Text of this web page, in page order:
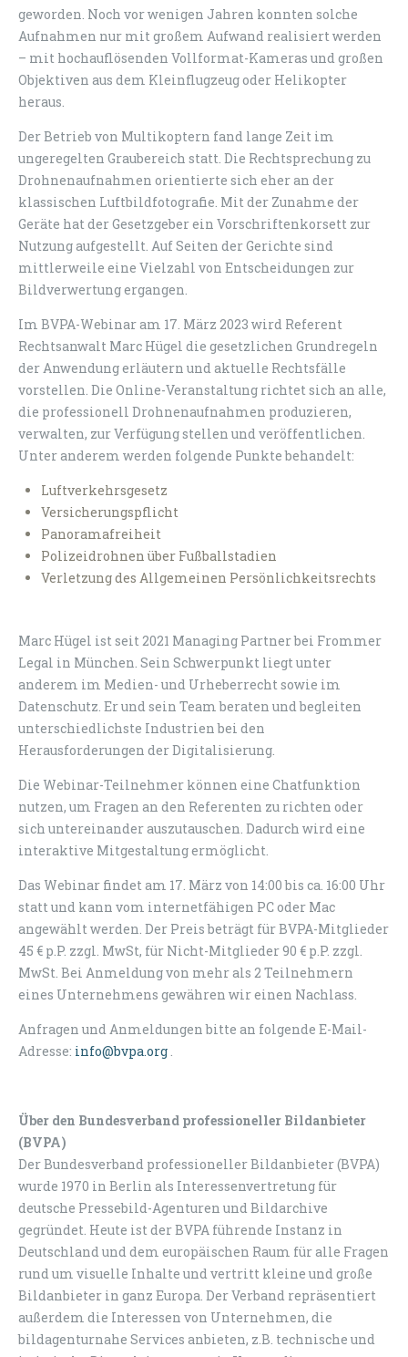
geworden. Noch vor wenigen Jahren konnten solche
Aufnahmen nur mit großem Aufwand realisiert werden
– mit hochauflösenden Vollformat-Kameras und großen
Objektiven aus dem Kleinflugzeug oder Helikopter
heraus.
Der Betrieb von Multikoptern fand lange Zeit im
ungeregelten Graubereich statt. Die Rechtsprechung zu
Drohnenaufnahmen orientierte sich eher an der
klassischen Luftbildfotografie. Mit der Zunahme der
Geräte hat der Gesetzgeber ein Vorschriftenkorsett zur
Nutzung aufgestellt. Auf Seiten der Gerichte sind
mittlerweile eine Vielzahl von Entscheidungen zur
Bildverwertung ergangen.
Im BVPA-Webinar am 17. März 2023 wird Referent
Rechtsanwalt Marc Hügel die gesetzlichen Grundregeln
der Anwendung erläutern und aktuelle Rechtsfälle
vorstellen. Die Online-Veranstaltung richtet sich an alle,
die professionell Drohnenaufnahmen produzieren,
verwalten, zur Verfügung stellen und veröffentlichen.
Unter anderem werden folgende Punkte behandelt:
Luftverkehrsgesetz
Versicherungspflicht
Panoramafreiheit
Polizeidrohnen über Fußballstadien
Verletzung des Allgemeinen Persönlichkeitsrechts
Marc Hügel ist seit 2021 Managing Partner bei Frommer
Legal in München. Sein Schwerpunkt liegt unter
anderem im Medien- und Urheberrecht sowie im
Datenschutz. Er und sein Team beraten und begleiten
unterschiedlichste Industrien bei den
Herausforderungen der Digitalisierung.
Die Webinar-Teilnehmer können eine Chatfunktion
nutzen, um Fragen an den Referenten zu richten oder
sich untereinander auszutauschen. Dadurch wird eine
interaktive Mitgestaltung ermöglicht.
Das Webinar findet am 17. März von 14:00 bis ca. 16:00 Uhr
statt und kann vom internetfähigen PC oder Mac
angewählt werden. Der Preis beträgt für BVPA-Mitglieder
45 € p.P. zzgl. MwSt, für Nicht-Mitglieder 90 € p.P. zzgl.
MwSt. Bei Anmeldung von mehr als 2 Teilnehmern
eines Unternehmens gewähren wir einen Nachlass.
Anfragen und Anmeldungen bitte an folgende E-Mail-
Adresse: info@bvpa.org.
Über den Bundesverband professioneller Bildanbieter
(BVPA)
Der Bundesverband professioneller Bildanbieter (BVPA)
wurde 1970 in Berlin als Interessenvertretung für
deutsche Pressebild-Agenturen und Bildarchive
gegründet. Heute ist der BVPA führende Instanz in
Deutschland und dem europäischen Raum für alle Fragen
rund um visuelle Inhalte und vertritt kleine und große
Bildanbieter in ganz Europa. Der Verband repräsentiert
außerdem die Interessen von Unternehmen, die
bildagenturnahe Services anbieten, z.B. technische und